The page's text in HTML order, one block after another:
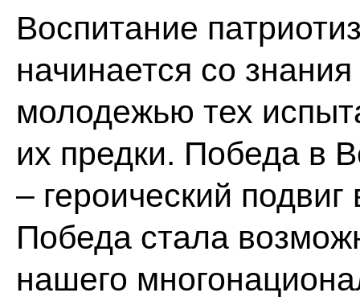
Воспитание
начинается со
молодежью тех
их предки. Победа в
– героический подвиг
Победа стала
нашего